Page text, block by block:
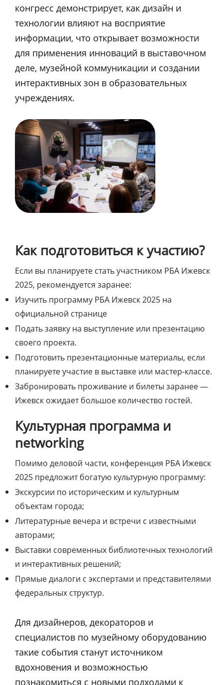
конгресс демонстрирует, как дизайн и
технологии влияют на восприятие
информации, что открывает возможности
для применения инноваций в выставочном
деле, музейной коммуникации и создании
интерактивных зон в образовательных
учреждениях.
Как подготовиться к участию?
Если вы планируете стать участником РБА Ижевск
2025, рекомендуется заранее:
Изучить программу РБА Ижевск 2025 на
официальной странице
Подать заявку на выступление или презентацию
своего проекта.
Подготовить презентационные материалы, если
планируете участие в выставке или мастер-классе.
Забронировать проживание и билеты заранее —
Ижевск ожидает большое количество гостей.
Культурная программа и
networking
Помимо деловой части, конференция РБА Ижевск
2025 предложит богатую культурную программу:
Экскурсии по историческим и культурным
объектам города;
Литературные вечера и встречи с известными
авторами;
Выставки современных библиотечных технологий
и интерактивных решений;
Прямые диалоги с экспертами и представителями
федеральных структур.
Для дизайнеров, декораторов и
специалистов по музейному оборудованию
такие события станут источником
вдохновения и возможностью
познакомиться с новыми подходами к